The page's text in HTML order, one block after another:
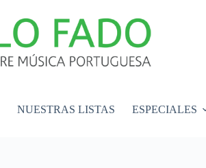
NUESTRAS LISTAS ESPECIALES